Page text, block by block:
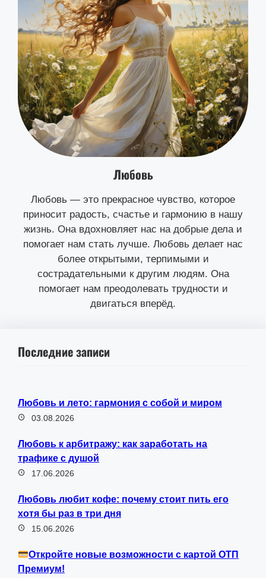
Любовь
Любовь — это прекрасное чувство, которое
приносит радость, счастье и гармонию в нашу
жизнь. Она вдохновляет нас на добрые дела и
помогает нам стать лучше. Любовь делает нас
более открытыми, терпимыми и
сострадательными к другим людям. Она
помогает нам преодолевать трудности и
двигаться вперёд.
Последние записи
Любовь и лето: гармония с собой и миром
03.08.2026
Любовь к арбитражу: как заработать на
трафике с душой
17.06.2026
Любовь любит кофе: почему стоит пить его
хотя бы раз в три дня
15.06.2026
Откройте новые возможности с картой ОТП
Премиум!